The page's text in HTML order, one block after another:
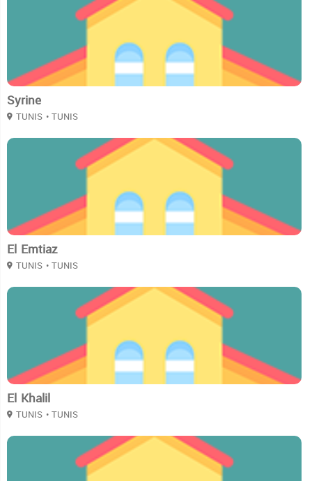
Syrine
TUNIS • TUNIS
El Emtiaz
TUNIS • TUNIS
El Khalil
TUNIS • TUNIS